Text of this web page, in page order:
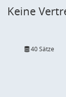
Keine
40 Sätze